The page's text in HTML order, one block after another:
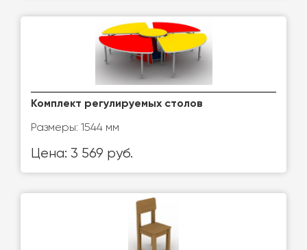
Комплект регулируемых столов
Размеры: 1544 мм
Цена: 3 569 руб.